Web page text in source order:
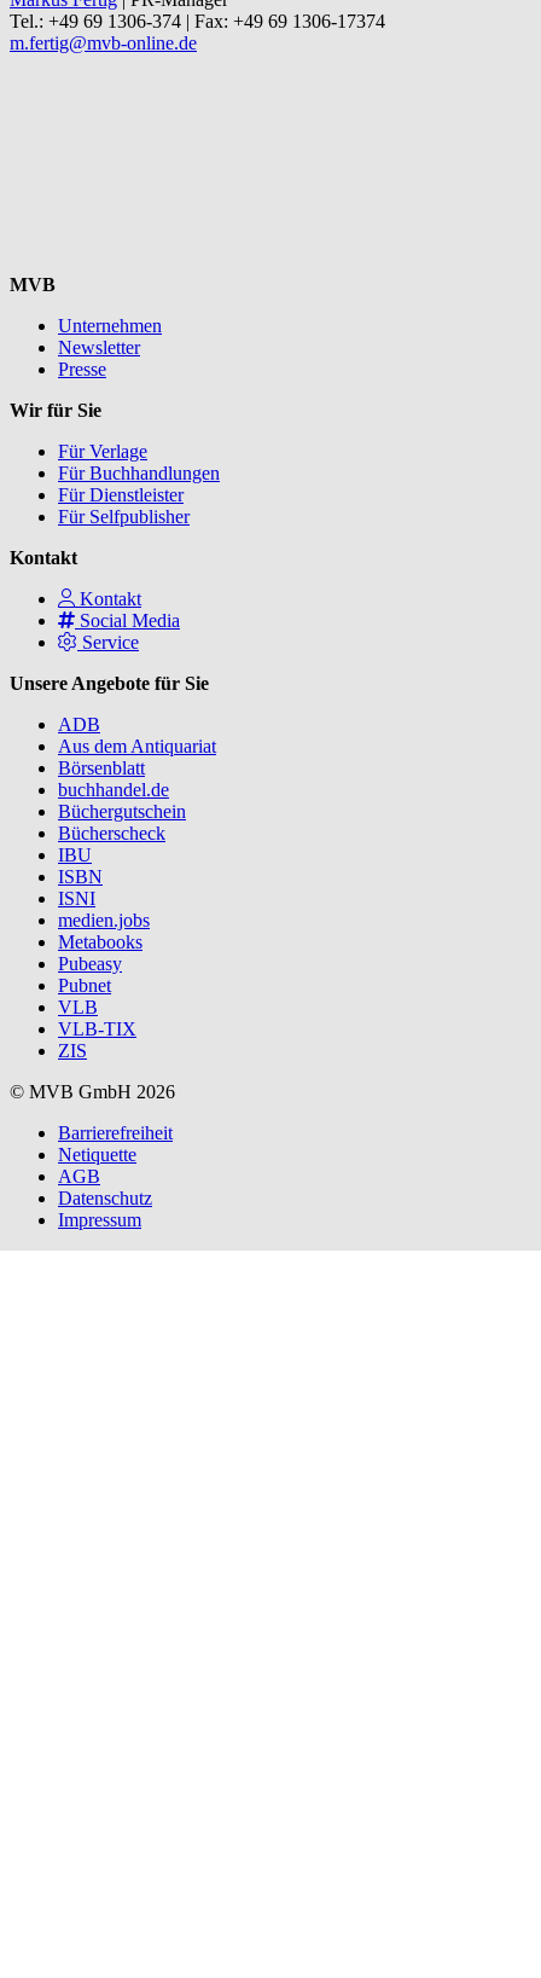
Tel.: +49 69 1306-374 | Fax: +49 69 1306-17374
m.fertig@mvb-online.de
MVB
Unternehmen
Newsletter
Presse
Wir für Sie
Für Verlage
Für Buchhandlungen
Für Dienstleister
Für Selfpublisher
Kontakt
Kontakt
Social Media
Service
Unsere Angebote für Sie
ADB
Aus dem Antiquariat
Börsenblatt
buchhandel.de
Büchergutschein
Bücherscheck
IBU
ISBN
ISNI
medien.jobs
Metabooks
Pubeasy
Pubnet
VLB
VLB-TIX
ZIS
© MVB GmbH 2026
Barrierefreiheit
Netiquette
AGB
Datenschutz
Impressum